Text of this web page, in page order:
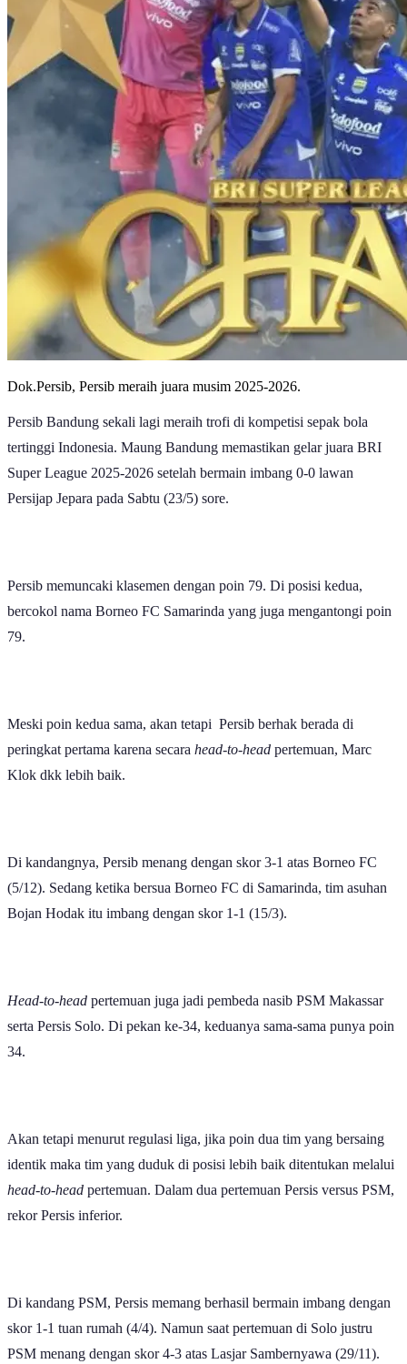
Dok.Persib, Persib meraih juara musim 2025-2026.
Persib Bandung sekali lagi meraih trofi di kompetisi sepak bola
tertinggi Indonesia. Maung Bandung memastikan gelar juara BRI
Super League 2025-2026 setelah bermain imbang 0-0 lawan
Persijap Jepara pada Sabtu (23/5) sore.
Persib memuncaki klasemen dengan poin 79. Di posisi kedua,
bercokol nama Borneo FC Samarinda yang juga mengantongi poin
79.
Meski poin kedua sama, akan tetapi Persib berhak berada di
peringkat pertama karena secara head-to-head pertemuan, Marc
Klok dkk lebih baik.
Di kandangnya, Persib menang dengan skor 3-1 atas Borneo FC
(5/12). Sedang ketika bersua Borneo FC di Samarinda, tim asuhan
Bojan Hodak itu imbang dengan skor 1-1 (15/3).
Head-to-head pertemuan juga jadi pembeda nasib PSM Makassar
serta Persis Solo. Di pekan ke-34, keduanya sama-sama punya poin
34.
Akan tetapi menurut regulasi liga, jika poin dua tim yang bersaing
identik maka tim yang duduk di posisi lebih baik ditentukan melalui
head-to-head pertemuan. Dalam dua pertemuan Persis versus PSM,
rekor Persis inferior.
Di kandang PSM, Persis memang berhasil bermain imbang dengan
skor 1-1 tuan rumah (4/4). Namun saat pertemuan di Solo justru
PSM menang dengan skor 4-3 atas Lasjar Sambernyawa (29/11).